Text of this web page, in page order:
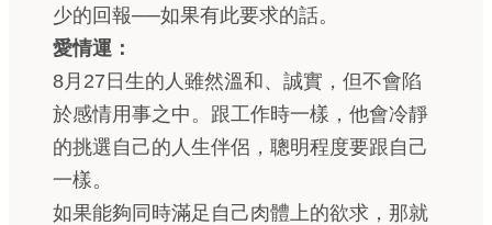
少的回報──如果有此要求的話。
愛情運：
8月27日生的人雖然溫和、誠實，但不會陷
於感情用事之中。跟工作時一樣，他會冷靜
的挑選自己的人生伴侶，聰明程度要跟自己
一樣。
如果能夠同時滿足自己肉體上的欲求，那就